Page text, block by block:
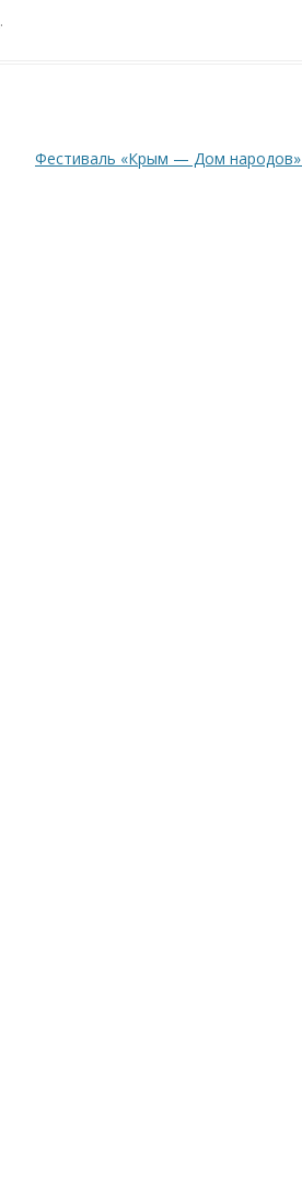
.
Фестиваль «Крым — Дом народов»